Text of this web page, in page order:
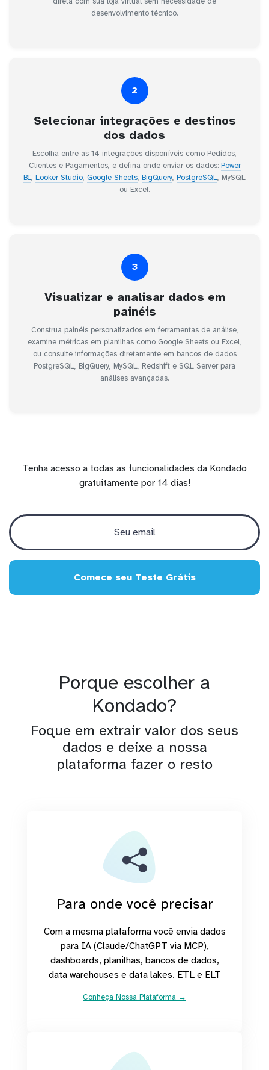
desenvolvimento técnico.
2
Selecionar integrações e destinos
dos dados
Escolha entre as 14 integrações disponíveis como Pedidos,
Clientes e Pagamentos, e defina onde enviar os dados: Power
BI, Looker Studio, Google Sheets, BigQuery, PostgreSQL, MySQL
ou Excel.
3
Visualizar e analisar dados em
painéis
Construa painéis personalizados em ferramentas de análise,
examine métricas em planilhas como Google Sheets ou Excel,
ou consulte informações diretamente em bancos de dados
PostgreSQL, BigQuery, MySQL, Redshift e SQL Server para
análises avançadas.
Tenha acesso a todas as funcionalidades da Kondado
gratuitamente por 14 dias!
Comece seu Teste Grátis
Porque escolher a
Kondado?
Foque em extrair valor dos seus
dados e deixe a nossa
plataforma fazer o resto
Para onde você precisar
Com a mesma plataforma você envia dados
para IA (Claude/ChatGPT via MCP),
dashboards, planilhas, bancos de dados,
data warehouses e data lakes. ETL e ELT
Conheça Nossa Plataforma →